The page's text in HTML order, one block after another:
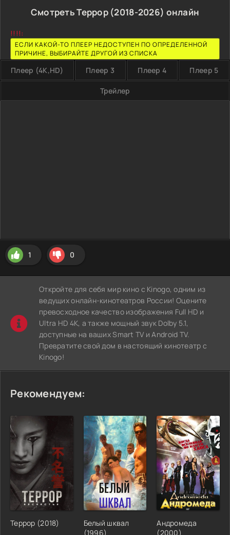
Смотреть Террор (2018-2026) онлайн
!!!!:
ЕСЛИ КАКОЙ-ТО ПЛЕЕР НЕДОСТУПЕН ПО ОПРЕДЕЛЕННОЙ
ПРИЧИНЕ, ВЫБИРАЙТЕ ДРУГОЙ ИЗ СПИСКА
Плеер (4K,HD) Плеер 3 Плеер 4 Плеер 5
Трейлер
1 0
Откройте для себя мир кино с Kinogo, одним из
ведущих онлайн-кинотеатров России! Оцените
превосходное качество изображения Full HD и
Ultra HD 4K, а также мощный звук Dolby 5.1,
доступные на ваших Smart TV и Android TV.
Превратите свой дом в настоящий кинотеатр с
Kinogo!
Рекомендуем:
Террор (2018)
Белый шквал
(1996)
Андромеда
(2000)